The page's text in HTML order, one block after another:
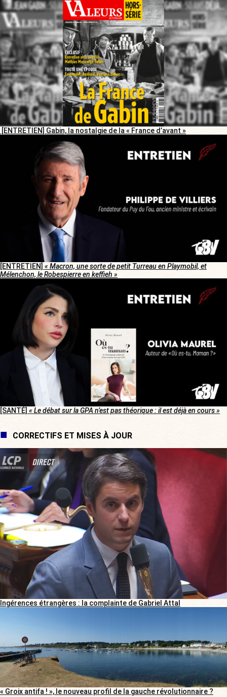
[ENTRETIEN] Gabin, la nostalgie de la « France d’avant »
[ENTRETIEN] « Macron, une sorte de petit Turreau en Playmobil, et
Mélenchon, le Robespierre en keffieh »
[SANTÉ] « Le débat sur la GPA n’est pas théorique : il est déjà en cours »
CORRECTIFS ET MISES À JOUR
Ingérences étrangères : la complainte de Gabriel Attal
« Groix antifa ! », le nouveau profil de la gauche révolutionnaire ?